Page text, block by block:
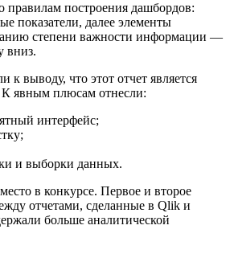
правилам построения дашбордов:
показатели, далее элементы
степени важности информации —
вниз.
к выводу, что этот отчет является
явным плюсам отнесли:
интерфейс;
и выборки данных.
в конкурсе. Первое и второе
отчетами, сделанные в Qlik и
больше аналитической